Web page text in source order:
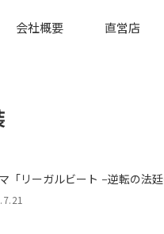
会社概要 直営店
「リーガルビート –逆転の法